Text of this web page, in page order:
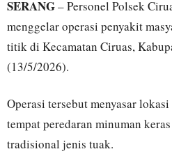
SERANG– Personel Polsek
menggelar operasi penyakit
titik di Kecamatan Ciruas,
(13/5/2026).
Operasi tersebut menyasar
tempat peredaran minuman
tradisional jenis tuak.